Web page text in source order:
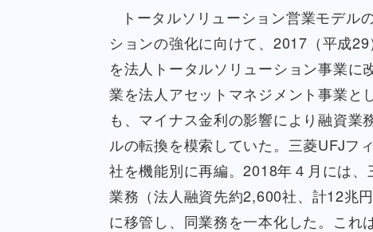
トータルソリューション営業モデル
ションの強化に向けて、2017（平成
を法人トータルソリューション事業に
業を法人アセットマネジメント事業と
も、マイナス金利の影響により融資業
ルの転換を模索していた。三菱UFJフ
社を機能別に再編。2018年４月には
業務（法人融資先約2,600社、計12兆
に移管し、同業務を一本化した。これ